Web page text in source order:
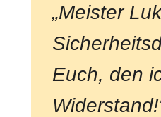
„Meister
Euch, den